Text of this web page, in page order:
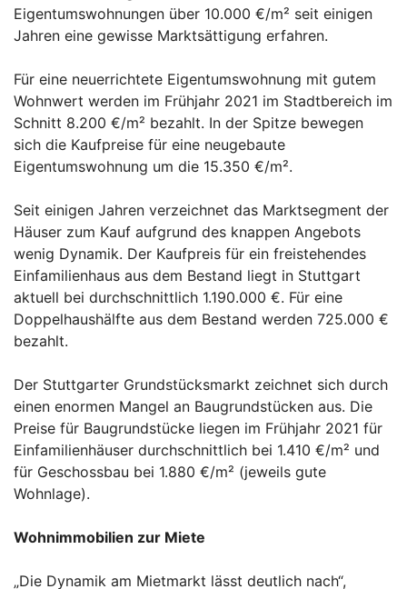
Eigentumswohnungen über 10.000 €/m² seit einigen
Jahren eine gewisse Marktsättigung erfahren.
Für eine neuerrichtete Eigentumswohnung mit gutem
Wohnwert werden im Frühjahr 2021 im Stadtbereich im
Schnitt 8.200 €/m² bezahlt. In der Spitze bewegen
sich die Kaufpreise für eine neugebaute
Eigentumswohnung um die 15.350 €/m².
Seit einigen Jahren verzeichnet das Marktsegment der
Häuser zum Kauf aufgrund des knappen Angebots
wenig Dynamik. Der Kaufpreis für ein freistehendes
Einfamilienhaus aus dem Bestand liegt in Stuttgart
aktuell bei durchschnittlich 1.190.000 €. Für eine
Doppelhaushälfte aus dem Bestand werden 725.000 €
bezahlt.
Der Stuttgarter Grundstücksmarkt zeichnet sich durch
einen enormen Mangel an Baugrundstücken aus. Die
Preise für Baugrundstücke liegen im Frühjahr 2021 für
Einfamilienhäuser durchschnittlich bei 1.410 €/m² und
für Geschossbau bei 1.880 €/m² (jeweils gute
Wohnlage).
Wohnimmobilien zur Miete
„Die Dynamik am Mietmarkt lässt deutlich nach“,